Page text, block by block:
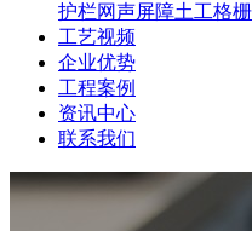
护栏网声屏障土工格栅
工艺视频
企业优势
工程案例
资讯中心
联系我们